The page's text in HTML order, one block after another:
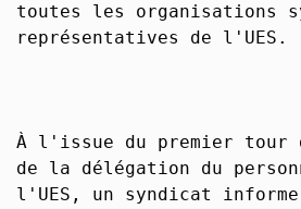
toutes les organisations
représentatives de l'UES.
À l'issue du premier tour
de la délégation du
l'UES, un syndicat